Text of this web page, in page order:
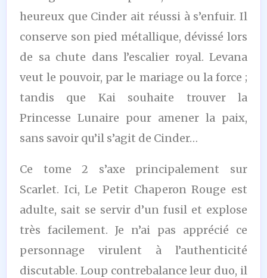
heureux que Cinder ait réussi à s’enfuir. Il
conserve son pied métallique, dévissé lors
de sa chute dans l’escalier royal. Levana
veut le pouvoir, par le mariage ou la force ;
tandis que Kai souhaite trouver la
Princesse Lunaire pour amener la paix,
sans savoir qu’il s’agit de Cinder…
Ce tome 2 s’axe principalement sur
Scarlet. Ici, Le Petit Chaperon Rouge est
adulte, sait se servir d’un fusil et explose
très facilement. Je n’ai pas apprécié ce
personnage virulent à l’authenticité
discutable. Loup contrebalance leur duo, il